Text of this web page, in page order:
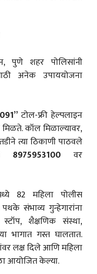
पुणे शहर पोलिसांनी
अनेक उपाययोजना
टोल-फ्री हेल्पलाइन
कॉल मिळाल्यावर,
त्या ठिकाणी पाठवले
8975953100वर
82 महिला पोलीस
संभाव्य गुन्हेगारांना
शैक्षणिक संस्था,
भागात गस्त घालतात.
लक्ष दिले आणि महिला
आयोजित केल्या.